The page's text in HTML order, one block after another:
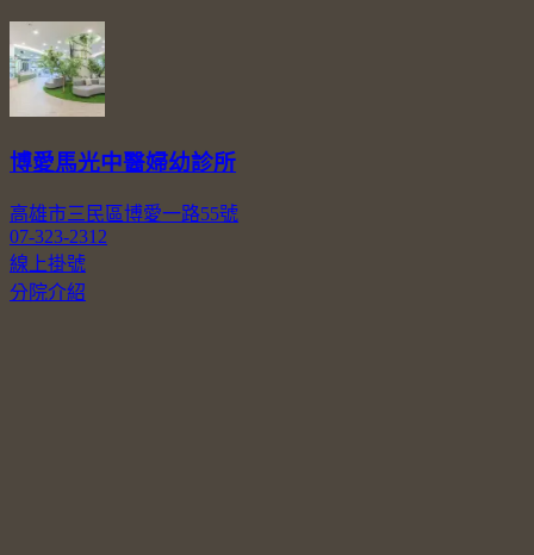
博愛馬光中醫婦幼診所
高雄市三民區博愛一路55號
07-323-2312
線上掛號
分院介紹